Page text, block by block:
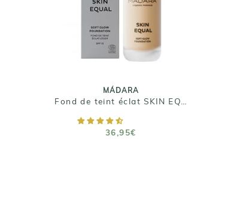
MÁDARA
36,95€
AJOUTER AU PANIER